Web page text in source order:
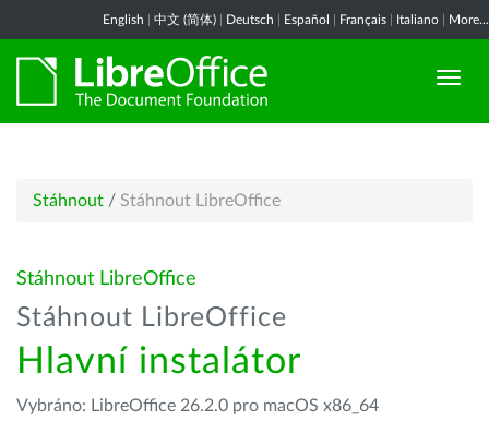
English 中文 (简体) Deutsch Español Français Italiano More...
Stáhnout / Stáhnout LibreOffice
Stáhnout LibreOffice
Stáhnout LibreOffice
Hlavní instalátor
Vybráno: LibreOffice 26.2.0 pro macOS x86_64